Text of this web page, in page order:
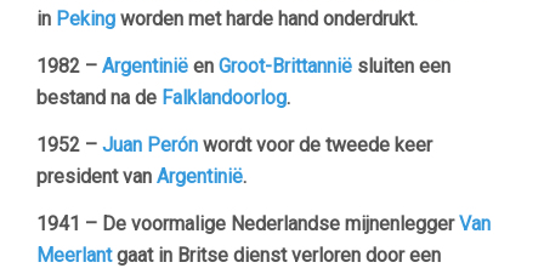
in Peking worden met harde hand onderdrukt.
1982 – Argentinië en Groot-Brittannië sluiten een
bestand na de Falklandoorlog.
1952 – Juan Perón wordt voor de tweede keer
president van Argentinië.
1941 – De voormalige Nederlandse mijnenleggerVan
Meerlantgaat in Britse dienst verloren door een